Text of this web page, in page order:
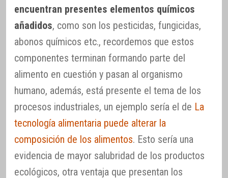
encuentran presentes elementos químicos
añadidos, como son los pesticidas, fungicidas,
abonos químicos etc., recordemos que estos
componentes terminan formando parte del
alimento en cuestión y pasan al organismo
humano, además, está presente el tema de los
procesos industriales, un ejemplo sería el de La
tecnología alimentaria puede alterar la
composición de los alimentos. Esto sería una
evidencia de mayor salubridad de los productos
ecológicos, otra ventaja que presentan los